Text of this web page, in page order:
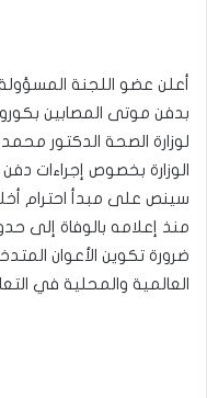
أعلن عضو اللجنة
بدفن موتى المصابين
لوزارة الصحة الدكتور
الوزارة بخصوص إجراءات
سينص على مبدأ احترام
منذ إعلامه بالوفاة إلى
ضرورة تكوين الأعوان
العالمية والمحلية في